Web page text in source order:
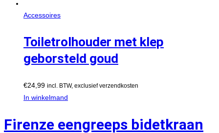
Accessoires
Toiletrolhouder met klep
geborsteld goud
€24,99 incl. BTW, exclusief verzendkosten
In winkelmand
Firenze eengreeps bidetkraan